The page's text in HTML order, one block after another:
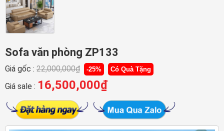
PHÒNG NGỦ
PHÒNG KHÁCH
Sofa văn phòng ZP133
Giá gốc : 22,000,000₫ -25% Có Quà Tặng
Giá sale : 16,500,000₫